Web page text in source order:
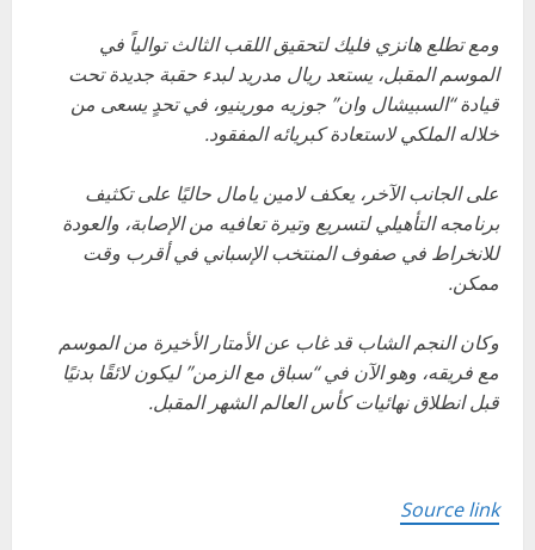
ومع تطلع هانزي فليك لتحقيق اللقب الثالث توالياً في
الموسم المقبل، يستعد ريال مدريد لبدء حقبة جديدة تحت
قيادة “السبيشال وان” جوزيه مورينيو، في تحدٍ يسعى من
خلاله الملكي لاستعادة كبريائه المفقود.
على الجانب الآخر، يعكف لامين يامال حاليًا على تكثيف
برنامجه التأهيلي لتسريع وتيرة تعافيه من الإصابة، والعودة
للانخراط في صفوف المنتخب الإسباني في أقرب وقت
ممكن.
وكان النجم الشاب قد غاب عن الأمتار الأخيرة من الموسم
مع فريقه، وهو الآن في “سباق مع الزمن” ليكون لائقًا بدنيًا
قبل انطلاق نهائيات كأس العالم الشهر المقبل.
Source link